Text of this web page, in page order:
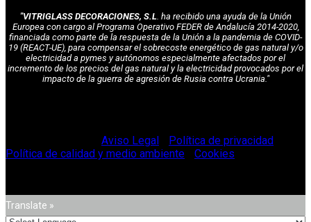
"VITRIGLASS DECORACIONES, S.L. ha recibido una ayuda de la Unión
Europea con cargo al Programa Operativo FEDER de Andalucía 2014-2020,
financiada como parte de la respuesta de la Unión a la pandemia de COVID-
19 (REACT-UE), para compensar el sobrecoste energético de gas natural y/o
electricidad a pymes y autónomos especialmente afectados por el
incremento de los precios del gas natural y la electricidad provocados por el
impacto de la guerra de agresión de Rusia contra Ucrania."
Aviso Legal Política de privacidad
Política de calidad y medio ambiente
Cookies
Translate »